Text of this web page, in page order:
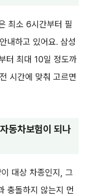
최소 6시간부터 필
내하고 있어요. 삼성
터 최대 10일 정도까
시간에 맞춰 고르면
동차보험이 되나
대상 차종인지, 그
충돌하지 않는지 먼